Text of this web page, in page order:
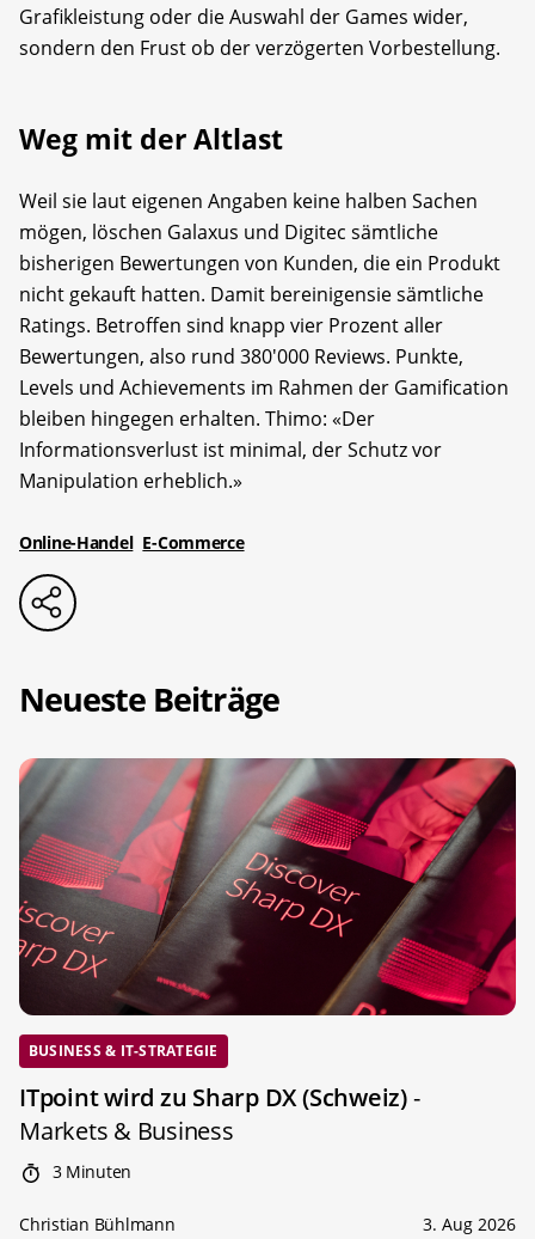
Grafikleistung oder die Auswahl der Games wider,
sondern den Frust ob der verzögerten Vorbestellung.
Weg mit der Altlast
Weil sie laut eigenen Angaben keine halben Sachen
mögen, löschen Galaxus und Digitec sämtliche
bisherigen Bewertungen von Kunden, die ein Produkt
nicht gekauft hatten. Damit bereinigensie sämtliche
Ratings. Betroffen sind knapp vier Prozent aller
Bewertungen, also rund 380'000 Reviews. Punkte,
Levels und Achievements im Rahmen der Gamification
bleiben hingegen erhalten. Thimo: «Der
Informationsverlust ist minimal, der Schutz vor
Manipulation erheblich.»
Online-Handel E-Commerce
Neueste Beiträge
BUSINESS & IT-STRATEGIE
ITpoint wird zu Sharp DX (Schweiz)-
Markets & Business
3 Minuten
Christian Bühlmann 3. Aug 2026